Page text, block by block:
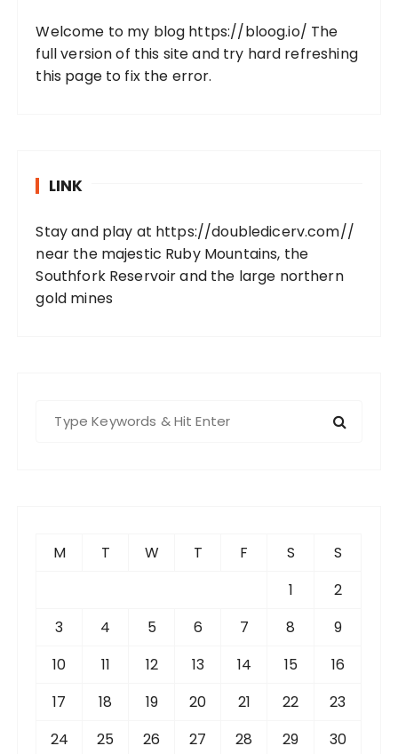
Welcome to my blog https://bloog.io/ The
full version of this site and try hard refreshing
this page to fix the error.
LINK
Stay and play at https://doubledicerv.com//
near the majestic Ruby Mountains, the
Southfork Reservoir and the large northern
gold mines
M T W T F S
S
1
2
3
4 5 6 7 8
9
10
11 12 13 14 15
16
17
18 19 20 21 22
23
24
25 26 27 28 29
30